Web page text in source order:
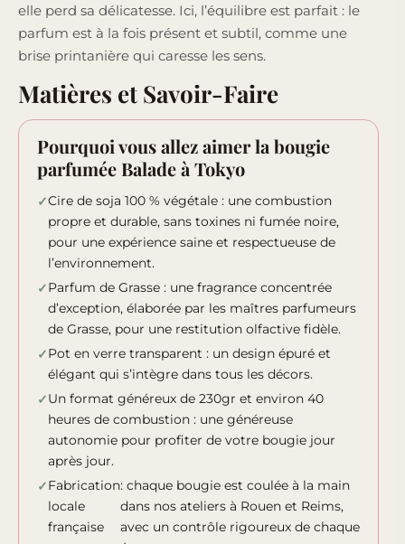
elle perd sa délicatesse. Ici, l’équilibre est parfait : le
parfum est à la fois présent et subtil, comme une
brise printanière qui caresse les sens.
Matières et Savoir-Faire
Pourquoi vous allez aimer la bougie
parfumée Balade à Tokyo
Cire de soja 100 % végétale : une combustion
propre et durable, sans toxines ni fumée noire,
pour une expérience saine et respectueuse de
l’environnement.
Parfum de Grasse : une fragrance concentrée
d’exception, élaborée par les maîtres parfumeurs
de Grasse, pour une restitution olfactive fidèle.
Pot en verre transparent : un design épuré et
élégant qui s’intègre dans tous les décors.
Un format généreux de 230gr et environ 40
heures de combustion : une généreuse
autonomie pour profiter de votre bougie jour
après jour.
Fabrication
locale
française
: chaque bougie est coulée à la main
dans nos ateliers à Rouen et Reims,
avec un contrôle rigoureux de chaque